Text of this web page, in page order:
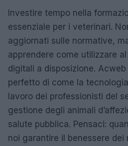
Investire tempo nella
essenziale per i veterinari.
aggiornati sulle normative,
apprendere come utilizzare
digitali a disposizione.
perfetto di come la
lavoro dei professionisti del
gestione degli animali
salute pubblica. Pensaci:
noi garantire il benessere